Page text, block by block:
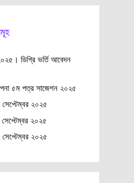
ডিগ্রি ভর্তি আবেদন
৫ম পত্র সাজেশন ২০২৫
সেপ্টেম্বর ২০২৫
সেপ্টেম্বর ২০২৫
সেপ্টেম্বর ২০২৫